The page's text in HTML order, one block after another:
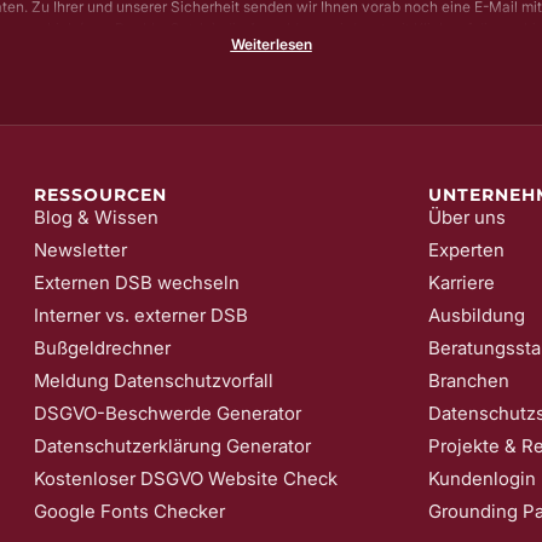
Zu Ihrer und unserer Sicherheit senden wir Ihnen vorab noch eine E-Mail
wir sicher, dass kein Unbefugter Sie in unser Newsletter-System
Weiterlesen
RESSOURCEN
Blog & Wissen
Newsletter
Externen DSB wechseln
Interner vs. externer DSB
Bußgeldrechner
Meldung Datenschutzvorfall
DSGVO-Beschwerde Generator
Datenschutzerklärung Generator
Kostenloser DSGVO Website Check
Google Fonts Checker
Über uns
Experten
Karriere
Ausbildung
Branchen
Projekte &
Kundenlogin
Grounding